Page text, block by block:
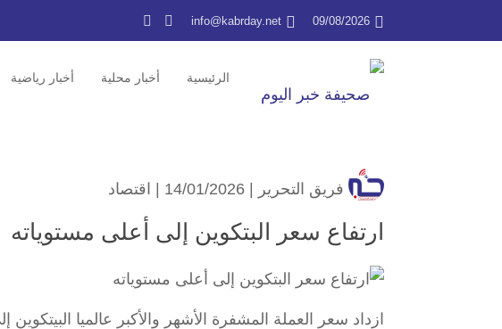
09/08/2026
info@kabrday.net
الرئيسية أخبار محلية أخبار رياضية
فريق التحرير اقتصاد
ارتفاع سعر البتكوين إلى أعلى مستوياته
ازداد سعر العملة المشفرة الأشهر والأكبر عالميا